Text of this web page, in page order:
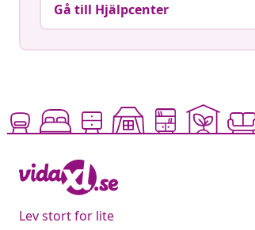
Gå till Hjälpcenter
Lev stort for lite